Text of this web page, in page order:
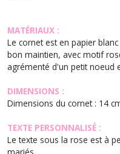
MATÉRIAUX :
Le cornet est en papier
bon maintien, avec motif
agrémenté d'un petit noeud
DIMENSIONS :
Dimensions du cornet : 14
TEXTE PERSONNALISÉ :
Le texte sous la rose est à